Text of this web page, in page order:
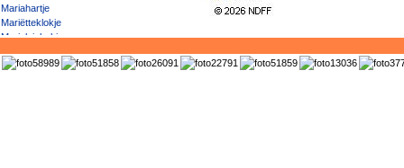
Mariahartje
Mariëtteklokje
Marjoleinbekje
Marrokkaanse margriet
Matte haarbraam